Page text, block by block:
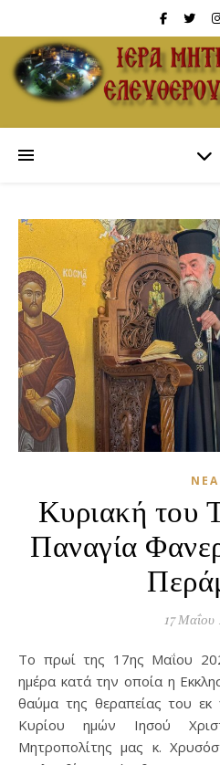
ΝΈΑ
Κυριακή του
Παναγία
17 Μαΐου
Το πρωί της 17ης Μαΐου 2026, Κυριακή του Τυφλού,
ημέρα κατά την οποία η
θαύμα της θεραπείας του
Κυρίου ημών Ιησού
Μητροπολίτης μας κ.